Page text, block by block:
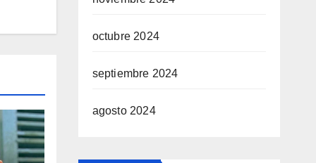
octubre 2024
septiembre 2024
agosto 2024